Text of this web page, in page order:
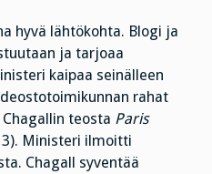
hyvä lähtökohta. Blogi ja
ja tarjoaa
kaipaa seinälleen
rahat
teosta Paris
Ministeri ilmoitti
Chagall syventää